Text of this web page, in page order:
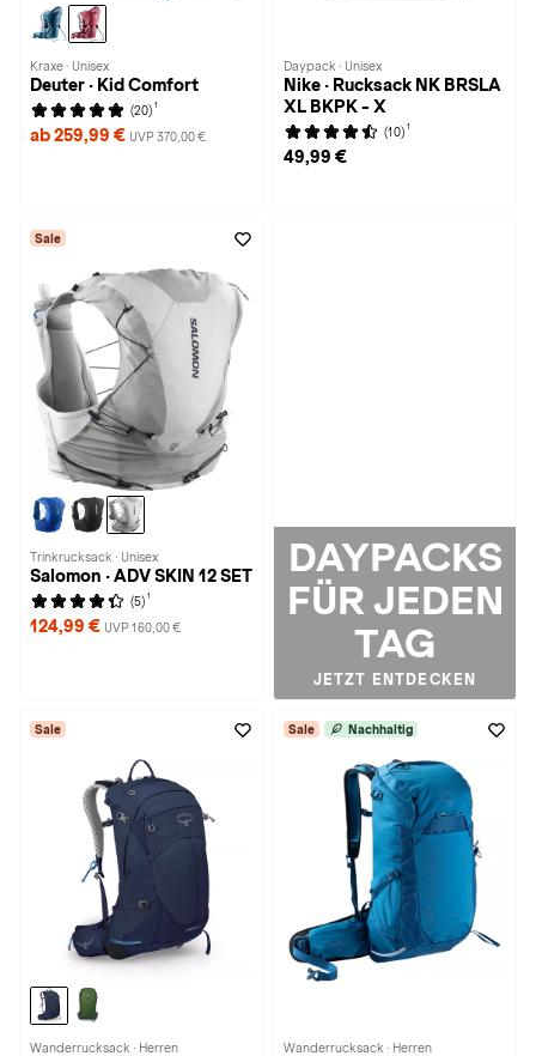
Kraxe · Unisex
Deuter · Kid Comfort
(20) 1
ab 259,99 € UVP 370,00 €
Daypack · Unisex
Nike · Rucksack NK BRSLA
XL BKPK - X
(10) 1
49,99 €
Sale
Trinkrucksack · Unisex
Salomon · ADV SKIN 12 SET
(5) 1
124,99 € UVP 160,00 €
DAYPACKS
FÜR JEDEN
TAG
JETZT ENTDECKEN
Sale
Wanderrucksack · Herren
Sale Nachhaltig
Wanderrucksack · Herren